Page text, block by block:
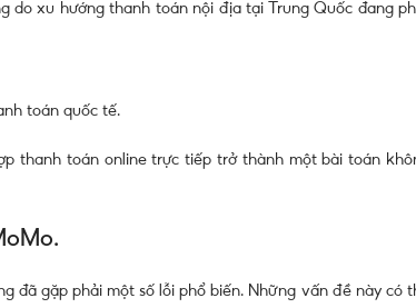
do xu hướng thanh toán nội địa tại Trung Quốc đang
toán quốc tế.
thanh toán online trực tiếp trở thành một bài toán
đã gặp phải một số lỗi phổ biến. Những vấn đề này có